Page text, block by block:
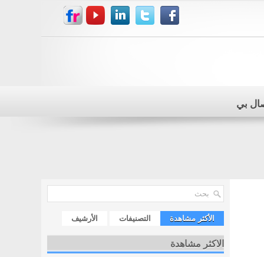
بي
الأكثر مشاهدة التصنيفات الأرشيف
الاكثر مشاهدة